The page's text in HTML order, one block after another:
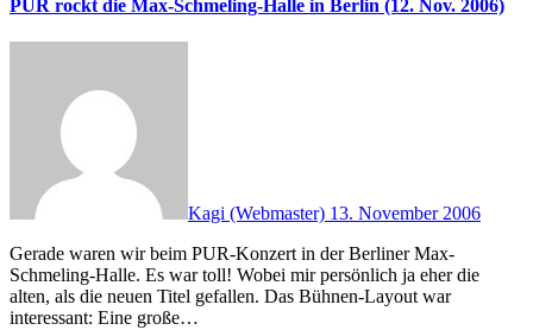
PUR rockt die Max-Schmeling-Halle in Berlin (12. Nov. 2006)
Kagi (Webmaster) 13. November 2006
Gerade waren wir beim PUR-Konzert in der Berliner Max-
Schmeling-Halle. Es war toll! Wobei mir persönlich ja eher die
alten, als die neuen Titel gefallen. Das Bühnen-Layout war
interessant: Eine große…